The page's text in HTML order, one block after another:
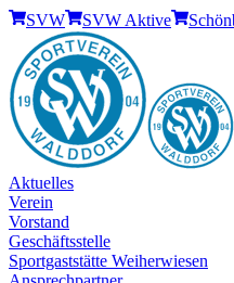
SVW SVW Aktive
Aktuelles
Verein
Vorstand
Geschäftsstelle
Sportgaststätte Weiherwiesen